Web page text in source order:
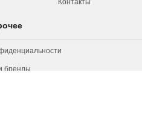
Контакты
бренды